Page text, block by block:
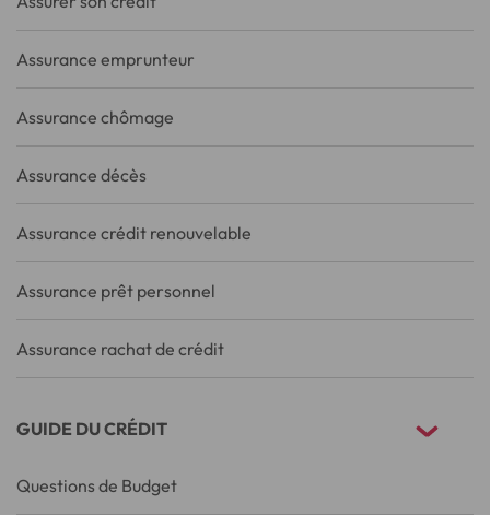
Assurance emprunteur
Assurance chômage
Assurance décès
Assurance crédit renouvelable
Assurance prêt personnel
Assurance rachat de crédit
GUIDE DU CRÉDIT
Questions de Budget